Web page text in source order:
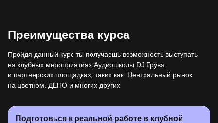
Преимущества курса
Пройдя данный курс ты получаешь возможность выступать
на клубных мероприятиях Аудиошколы DJ Грува
и партнерских площадках, таких как: Центральный рынок
на цветном, ДЕПО и многих других
Подготовься к реальной работе в клубной